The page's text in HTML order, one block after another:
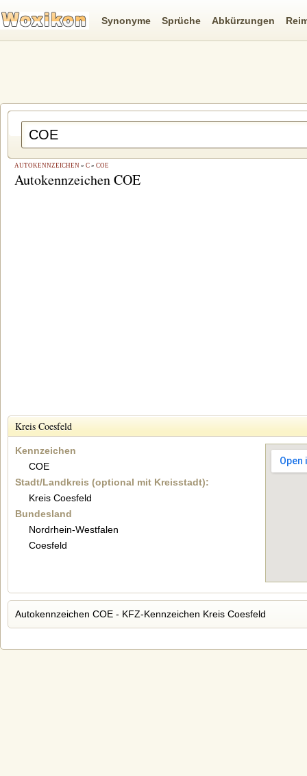
AUTOKENNZEICHEN » C » COE
Autokennzeichen COE
Kreis Coesfeld
Kennzeichen
COE
Stadt/Landkreis (optional mit Kreisstadt):
Kreis Coesfeld
Bundesland
Nordrhein-Westfalen
Coesfeld
Autokennzeichen COE - KFZ-Kennzeichen Kreis Coesfeld
Synonyme Sprüche Abkürzungen